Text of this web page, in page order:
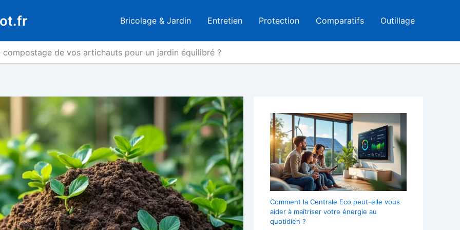
Bricolage & Jardin Entretien Protection Comparatifs Outillage
compostage de vos artichauts pour un jardin équilibré ?
Comment la Centrale Eco peut-elle vous
aider à maîtriser votre énergie au
quotidien ?